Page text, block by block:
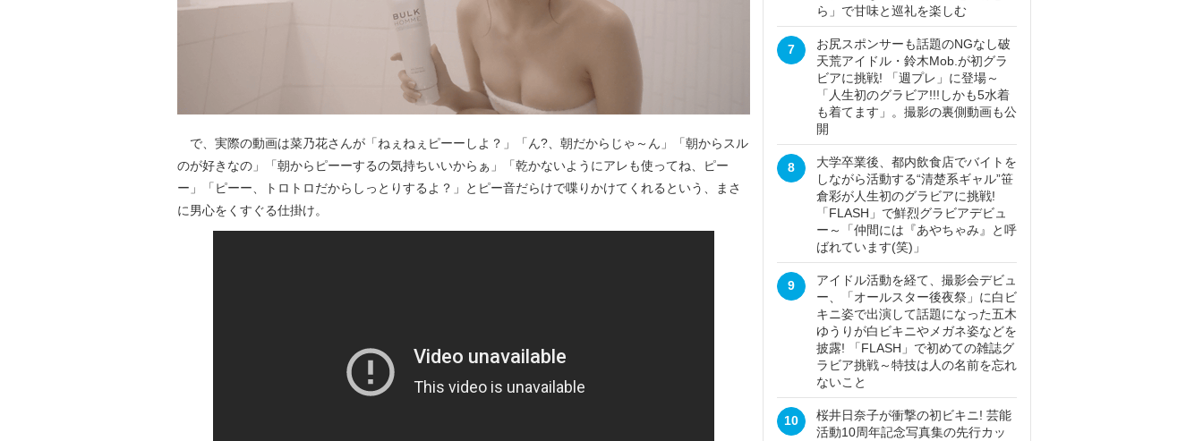
で、実際の動画は菜乃花さんが「ねぇねぇピーーしよ？」「ん?、朝だからじゃ～ん」「朝からスル
のが好きなの」「朝からピーーするの気持ちいいからぁ」「乾かないようにアレも使ってね、ピー
ー」「ピーー、トロトロだからしっとりするよ？」とピー音だらけで喋りかけてくれるという、まさ
に男心をくすぐる仕掛け。
ら」で甘味と巡礼を楽しむ
7
お尻スポンサーも話題のNGなし破
天荒アイドル・鈴木Mob.が初グラ
ビアに挑戦! 「週プレ」に登場～
「人生初のグラビア!!!しかも5水着
も着てます」。撮影の裏側動画も公
開
8
大学卒業後、都内飲食店でバイトを
しながら活動する“清楚系ギャル”笹
倉彩が人生初のグラビアに挑戦!
「FLASH」で鮮烈グラビアデビュ
ー～「仲間には『あやちゃみ』と呼
ばれています(笑)」
9
アイドル活動を経て、撮影会デビュ
ー、「オールスター後夜祭」に白ビ
キニ姿で出演して話題になった五木
ゆうりが白ビキニやメガネ姿などを
披露! 「FLASH」で初めての雑誌グ
ラビア挑戦～特技は人の名前を忘れ
ないこと
10
桜井日奈子が衝撃の初ビキニ! 芸能
活動10周年記念写真集の先行カッ